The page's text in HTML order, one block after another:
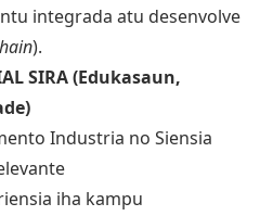
integrada atu desenvolve
).
SIRA (Edukasaun,
Industria no Siensia
iha kampu